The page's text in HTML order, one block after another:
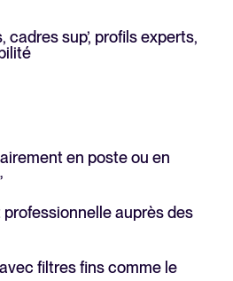
sup’, profils experts,
en poste ou en
professionnelle auprès des
filtres fins comme le